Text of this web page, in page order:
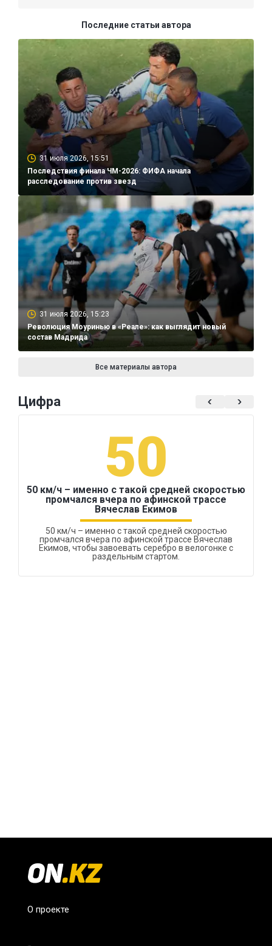
Последние статьи автора
31 июля 2026, 15:51
Последствия финала ЧМ-2026: ФИФА начала
расследование против звезд
31 июля 2026, 15:23
Революция Моуринью в «Реале»: как выглядит новый
состав Мадрида
Все материалы автора
Цифра
50
50 км/ч – именно с такой средней скоростью
промчался вчера по афинской трассе
Вячеслав Екимов
50 км/ч – именно с такой средней скоростью
промчался вчера по афинской трассе Вячеслав
Екимов, чтобы завоевать серебро в велогонке с
раздельным стартом.
О проекте